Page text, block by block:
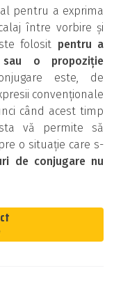
pentru a exprima
între vorbire și
folosit pentru a
o propoziție
este, de
convenționale
când acest timp
vă permite să
o situație care s-
de conjugare nu